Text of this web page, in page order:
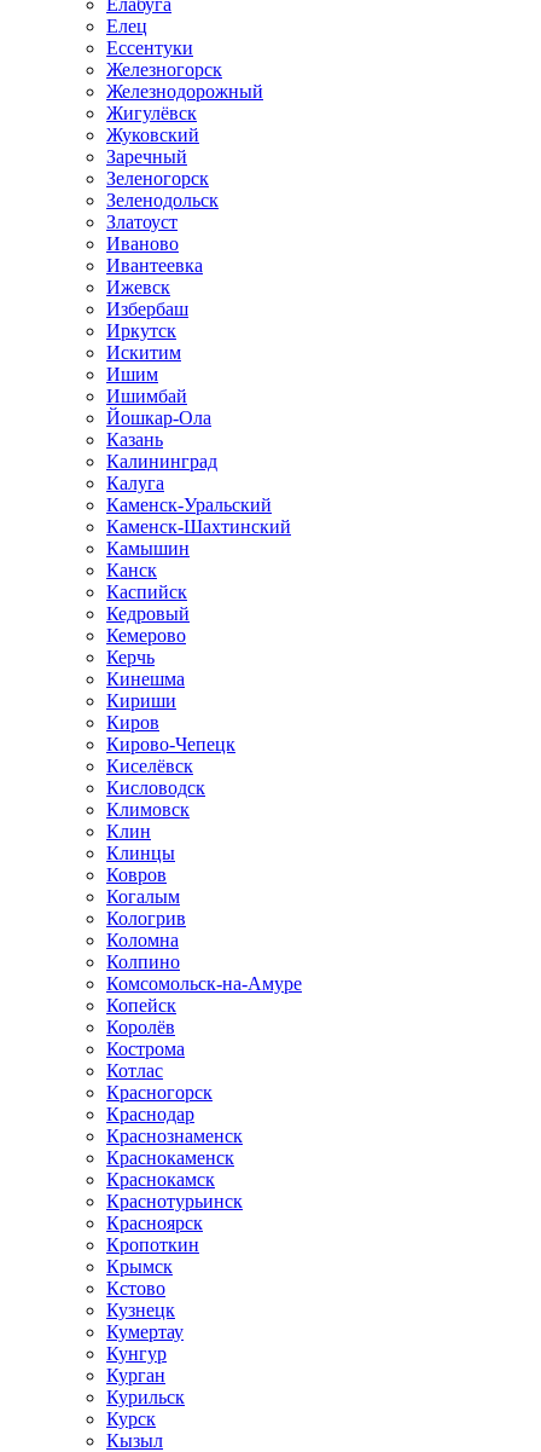
Елабуга
Елец
Ессентуки
Железногорск
Железнодорожный
Жигулёвск
Жуковский
Заречный
Зеленогорск
Зеленодольск
Златоуст
Иваново
Ивантеевка
Ижевск
Избербаш
Иркутск
Искитим
Ишим
Ишимбай
Йошкар-Ола
Казань
Калининград
Калуга
Каменск-Уральский
Каменск-Шахтинский
Камышин
Канск
Каспийск
Кедровый
Кемерово
Керчь
Кинешма
Кириши
Киров
Кирово-Чепецк
Киселёвск
Кисловодск
Климовск
Клин
Клинцы
Ковров
Когалым
Кологрив
Коломна
Колпино
Комсомольск-на-Амуре
Копейск
Королёв
Кострома
Котлас
Красногорск
Краснодар
Краснознаменск
Краснокаменск
Краснокамск
Краснотурьинск
Красноярск
Кропоткин
Крымск
Кстово
Кузнецк
Кумертау
Кунгур
Курган
Курильск
Курск
Кызыл